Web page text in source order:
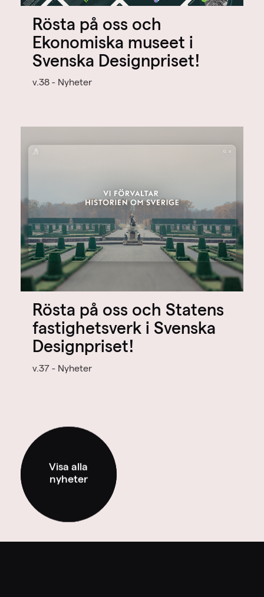
Rösta på oss och
Ekonomiska museet i
Svenska Designpriset!
v.38 - Nyheter
Rösta på oss och Statens
fastighetsverk i Svenska
Designpriset!
v.37 - Nyheter
Visa alla
nyheter